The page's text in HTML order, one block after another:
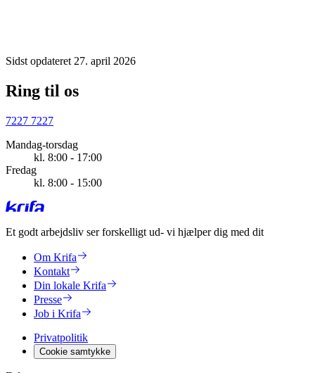
Sidst opdateret 27. april 2026
Ring til os
7227 7227
Mandag-torsdag
kl. 8:00 - 17:00
Fredag
kl. 8:00 - 15:00
Et godt arbejdsliv ser forskelligt ud- vi hjælper dig med dit
Om Krifa
Kontakt
Din lokale Krifa
Presse
Job i Krifa
Privatpolitik
Cookie samtykke